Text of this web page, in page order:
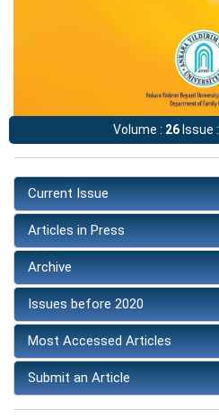
Volume : 26Issue :
Current Issue
Articles in Press
Archive
Issues before 2020
Most Accessed Articles
Submit an Article